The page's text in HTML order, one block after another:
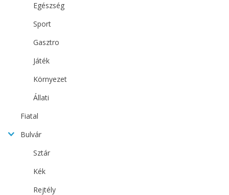
Egészség
Sport
Gasztro
Játék
Környezet
Állati
Fiatal
Bulvár
Sztár
Kék
Rejtély